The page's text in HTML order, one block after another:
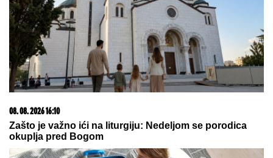
08. 08. 2026 16:10
Zašto je važno ići na liturgiju: Nedeljom se porodica
okuplja pred Bogom